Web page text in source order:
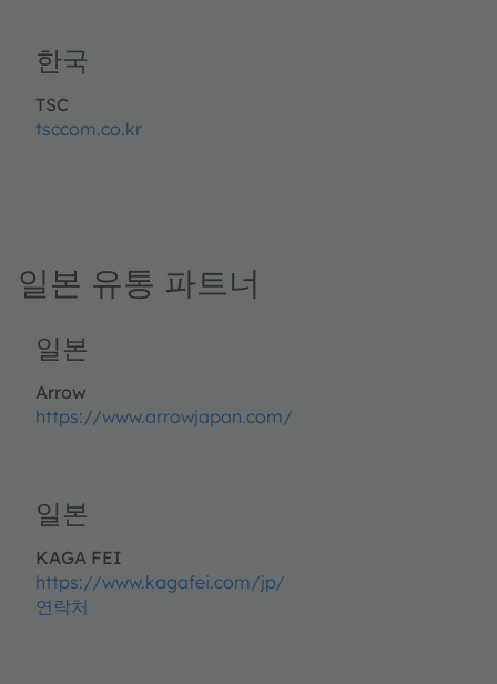
한국
TSC
tsccom.co.kr
일본 유통 파트너
일본
Arrow
https://www.arrowjapan.com/
일본
KAGA FEI
https://www.kagafei.com/jp/
연락처